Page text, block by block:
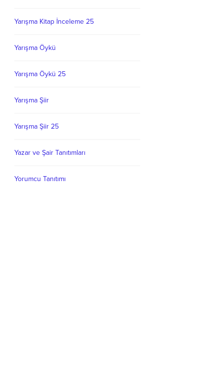
Yarışma Kitap İnceleme 25
Yarışma Öykü
Yarışma Öykü 25
Yarışma Şiir
Yarışma Şiir 25
Yazar ve Şair Tanıtımları
Yorumcu Tanıtımı